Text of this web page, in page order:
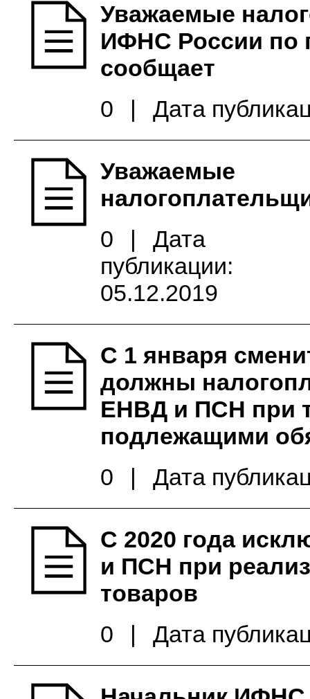
Уважаемые
ИФНС России по
сообщает
0
| Дата
Уважаемые
0
|
Дата
публикации:
05.12.2019
С 1 января
должны
ЕНВД и ПСН при
подлежащими
0
| Дата
С 2020 года
и ПСН при
товаров
0
| Дата